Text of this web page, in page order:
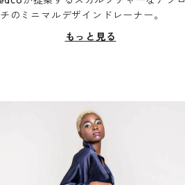
のミニマルデザインドレーナー。
もっと見る